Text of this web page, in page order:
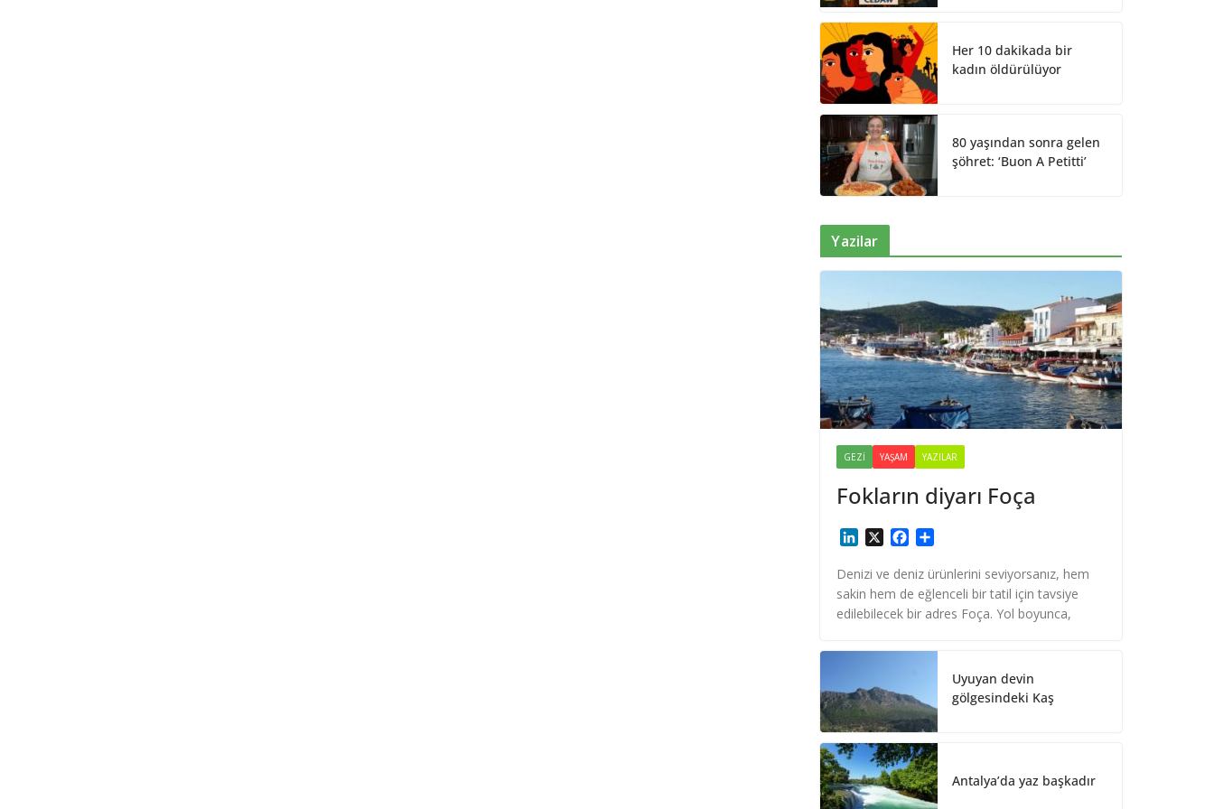
Her 10 dakikada bir
kadın öldürülüyor
80 yaşından sonra gelen
şöhret: ‘Buon A Petitti’
Yazilar
GEZI YAŞAM YAZILAR
Fokların diyarı Foça
n
k
e
I
c
e
b
o
a
r
e
Denizi ve deniz ürünlerini seviyorsanız, hem
sakin hem de eğlenceli bir tatil için tavsiye
edilebilecek bir adres Foça. Yol boyunca,
Uyuyan devin
gölgesindeki Kaş
Antalya’da yaz başkadır